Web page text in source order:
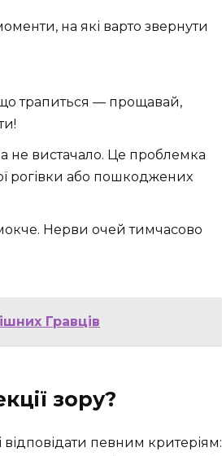
на які варто звернути
трапиться — прощавай,
не вистачало. Це проблемка
рогівки або пошкоджених
Нерви очей тимчасово
Гравців
зору?
певним критеріям: